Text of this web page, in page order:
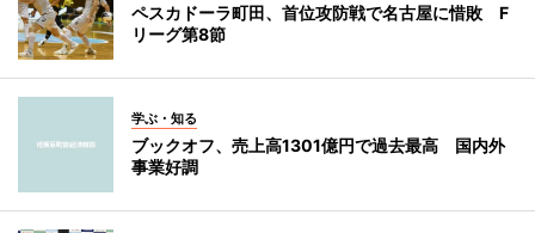
ペスカドーラ町田、首位攻防戦で名古屋に惜敗 F
リーグ第8節
学ぶ・知る
ブックオフ、売上高1301億円で過去最高 国内外
事業好調